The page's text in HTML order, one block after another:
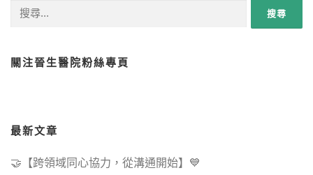
搜尋關鍵字:
關注晉生醫院粉絲專頁
最新文章
🤝【跨領域同心協力，從溝通開始】💙